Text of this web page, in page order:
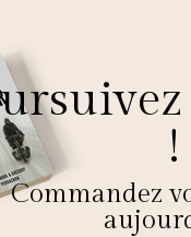
!
Commandez